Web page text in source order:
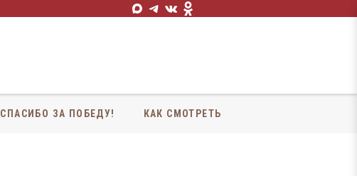
СПАСИБО ЗА ПОБЕДУ! КАК СМОТРЕТЬ